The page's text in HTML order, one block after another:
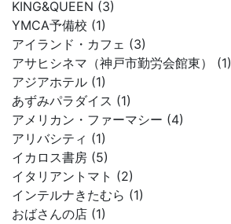
KING&QUEEN (3)
YMCA予備校 (1)
アイランド・カフェ (3)
アサヒシネマ（神戸市勤労会館東） (1)
アジアホテル (1)
あずみパラダイス (1)
アメリカン・ファーマシー (4)
アリバシティ (1)
イカロス書房 (5)
イタリアントマト (2)
インテルナきたむら (1)
おばさんの店 (1)